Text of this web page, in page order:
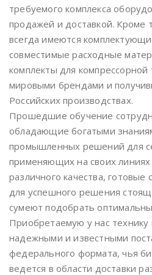
требуемого комплекса
продажей и доставкой. Кроме
всегда имеются
совместимые расходные
комплекты для
мировыми брендами и
Российских производствах.
Прошедшие обучение
обладающие богатыми
промышленных решений для
применяющих на своих
различного качества,
для успешного решения
сумеют подобрать
Приобретаемую у нас
надежными и известными
федерального формата, чья
ведется в области доставки